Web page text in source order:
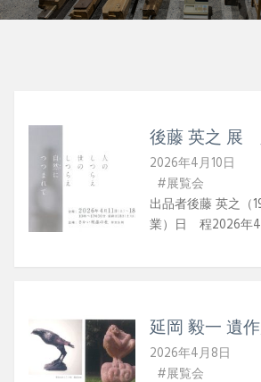
後藤 英之 展
世のしつらえ
ん）につつま
2026年4月10日
#展覧会
出品者後藤 英之（
業）日 程2026年4
17:30（最終日は
1 堺市立歴史文化
話：072-260-4386
作、新作含め彫刻
延岡 毅一 遺
KIICHI（
2026年4月8日
#展覧会